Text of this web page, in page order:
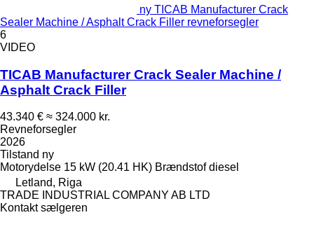
ny TICAB Manufacturer Crack
Sealer Machine / Asphalt Crack Filler revneforsegler
6
VIDEO
TICAB Manufacturer Crack Sealer Machine /
Asphalt Crack Filler
43.340 € ≈ 324.000 kr.
Revneforsegler
2026
Tilstand ny
Motorydelse 15 kW (20.41 HK) Brændstof diesel
Letland, Riga
TRADE INDUSTRIAL COMPANY AB LTD
Kontakt sælgeren